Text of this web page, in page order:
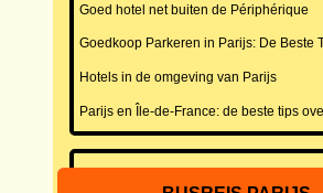
Goed hotel net buiten de Périphérique
Goedkoop Parkeren in Parijs: De Beste
Hotels in de omgeving van Parijs
Parijs en Île-de-France: de beste tips